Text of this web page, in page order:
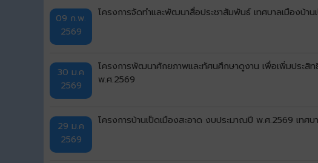
09 ก.พ.
2569
โครงการจัดทำและพัฒนาสื่อประชาสัมพันธ์ เทศบาลเมืองบ้าน
30 ม.ค
2569
โครงการพัฒนาศักยภาพและทัศนศึกษาดูงาน เพื่อเพิ่มประสิ
พ.ศ.2569
29 ม.ค
2569
โครงการบ้านเป็ดเมืองสะอาด งบประมาณปี พ.ศ.2569 เทศบ